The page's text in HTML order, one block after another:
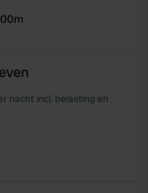
nacht incl. belasting en